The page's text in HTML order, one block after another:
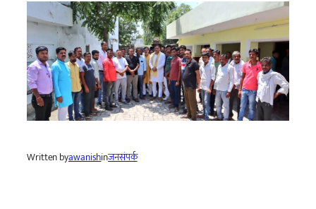
Written byawanishinजनसंपर्क